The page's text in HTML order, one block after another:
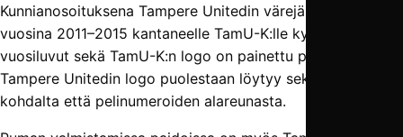
Kunnianosoituksena Tampere Unitedin värejä pelikentillä
vuosina 2011–2015 kantaneelle TamU-K:lle kyseiset
vuosiluvut sekä TamU-K:n logo on painettu paidan niskaan.
Tampere Unitedin logo puolestaan löytyy sekä sydämen
kohdalta että pelinumeroiden alareunasta.